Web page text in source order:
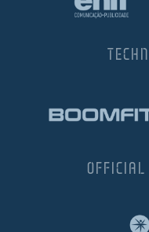
OFFICIAL